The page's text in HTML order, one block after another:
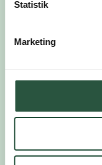
Statistik
Marketing